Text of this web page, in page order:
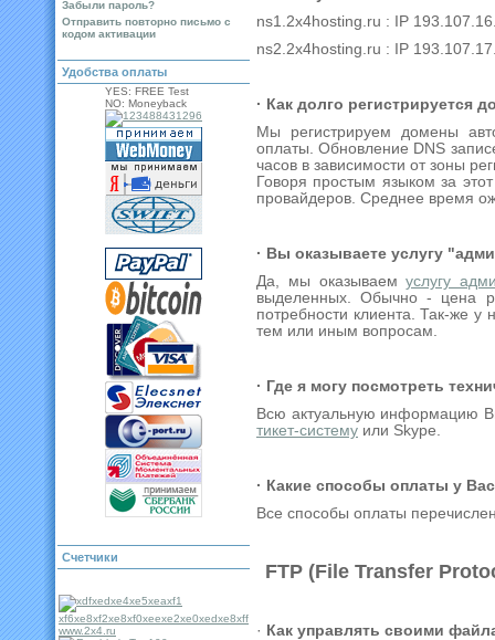
Забыли пароль?
Отправить повторно письмо с
кодом активации
Удобства оплаты
YES: FREE Test
NO: Moneyback
Cчетчики
ns1.2x4hosting.ru : IP
ns2.2x4hosting.ru : IP
· Как долго регистрируется
Мы регистрируем домены
оплаты. Обновление DNS
часов в зависимости от зоны
Говоря простым языком за
провайдеров. Среднее время
· Вы оказываете услугу
Да, мы оказываемуслугу
выделенных. Обычно - цена
потребности клиента. Так-же у
тем или иным вопросам.
· Где я могу посмотреть
Всю актуальную информацию
тикет-систему или Skype.
· Какие способы оплаты у
Все способы оплаты
FTP (File Transfer
· Как управлять своими